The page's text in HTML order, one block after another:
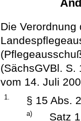
Die
(SächsGVBl. S.
vom 14. Juli
1. § 15 Abs.
a)
Satz